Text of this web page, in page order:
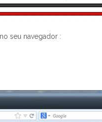
seu navegador :